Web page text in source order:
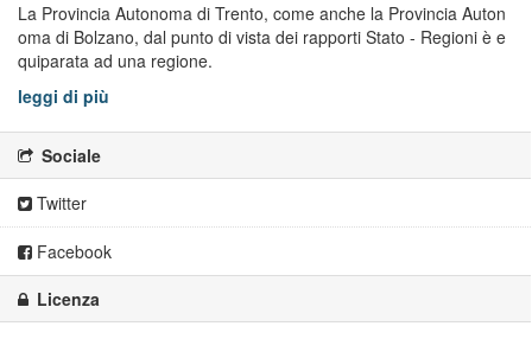
La Provincia Autonoma di Trento, come anche la Provincia Auton
oma di Bolzano, dal punto di vista dei rapporti Stato - Regioni è e
quiparata ad una regione.
leggi di più
Sociale
Twitter
Facebook
Licenza